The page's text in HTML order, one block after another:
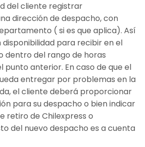
del cliente registrar
dirección de despacho, con
( si es que aplica). Así
para recibir en el
dentro del rango de horas
punto anterior. En caso de que el
entregar por problemas en la
el cliente deberá proporcionar
para su despacho o bien indicar
retiro de Chilexpress o
del nuevo despacho es a cuenta